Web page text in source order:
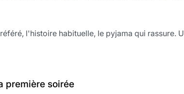
l'histoire habituelle, le pyjama qui rassure.
première soirée